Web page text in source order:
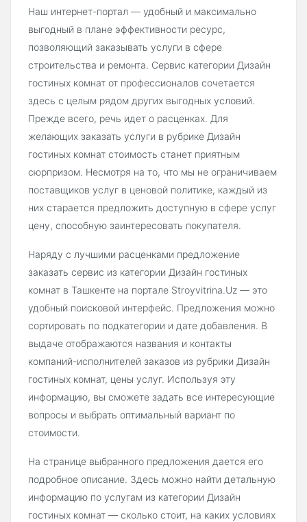
Наш интернет-портал — удобный и максимально
выгодный в плане эффективности ресурс,
позволяющий заказывать услуги в сфере
строительства и ремонта. Сервис категории Дизайн
гостиных комнат от профессионалов сочетается
здесь с целым рядом других выгодных условий.
Прежде всего, речь идет о расценках. Для
желающих заказать услуги в рубрике Дизайн
гостиных комнат стоимость станет приятным
сюрпризом. Несмотря на то, что мы не ограничиваем
поставщиков услуг в ценовой политике, каждый из
них старается предложить доступную в сфере услуг
цену, способную заинтересовать покупателя.
Наряду с лучшими расценками предложение
заказать сервис из категории Дизайн гостиных
комнат в Ташкенте на портале Stroyvitrina.Uz — это
удобный поисковой интерфейс. Предложения можно
сортировать по подкатегории и дате добавления. В
выдаче отображаются названия и контакты
компаний-исполнителей заказов из рубрики Дизайн
гостиных комнат, цены услуг. Используя эту
информацию, вы сможете задать все интересующие
вопросы и выбрать оптимальный вариант по
стоимости.
На странице выбранного предложения дается его
подробное описание. Здесь можно найти детальную
информацию по услугам из категории Дизайн
гостиных комнат — сколько стоит, на каких условиях